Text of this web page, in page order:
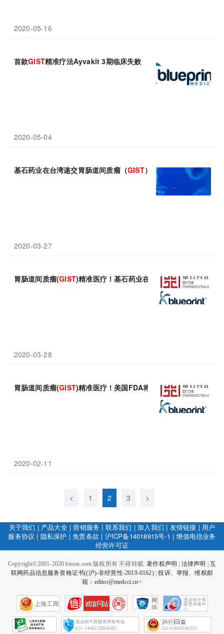
2020-05-16
首款GIST精准疗法Ayvakit 3期临床失败
2020-05-04
基石药业在台湾递交胃肠道间质瘤（GIST）精准靶向新药
2020-03-27
胃肠道间质瘤(GIST)精准医疗！基石药业在台湾提交靶向抗癌药
2020-03-28
胃肠道间质瘤(GIST)精准医疗！美国FDA将Ayvakit四线治疗审批
2020-02-11
< 1 2 3 >
关于我们 | 产品大全|营销服务 | 联系我们 | 加入我们 | 友情链接 | 用户
服务协议 | 隐私保护 |免责条款 | 沪ICP备14018915号-1 |增值电信业务
经营许可证
Copyright©2001-2020 bioon.com 版权所有 不得转载.著作权声明 法律声明
互
联网药品信息服务资格证书((沪)-非经营性-2019-0162)|投诉、举报、维权邮
箱：editor@medsci.cn<
上海工商
网
络
会
征
021-54485309-8082 31010402000321